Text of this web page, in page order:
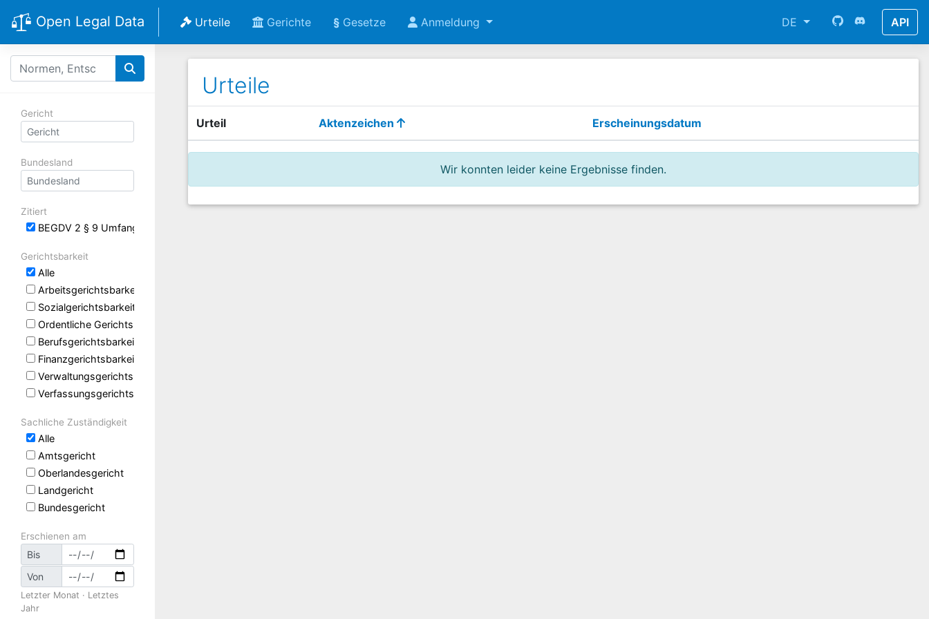
Open Legal Data Urteile Gerichte § Gesetze Anmeldung DE API
Gericht
Bundesland
Zitiert
BEGDV 2 § 9 Umfang des Heilverfahrens
Gerichtsbarkeit
Alle
Arbeitsgerichtsbarkeit
Sozialgerichtsbarkeit
Ordentliche Gerichtsbarkeit
Berufsgerichtsbarkeit
Finanzgerichtsbarkeit
Verwaltungsgerichtsbarkeit
Verfassungsgerichtsbarkeit
Sachliche Zuständigkeit
Alle
Amtsgericht
Oberlandesgericht
Landgericht
Bundesgericht
Erschienen am
Bis
Von
Letzter Monat · Letztes
Jahr
Urteile
Urteil Aktenzeichen Erscheinungsdatum
Wir konnten leider keine Ergebnisse finden.